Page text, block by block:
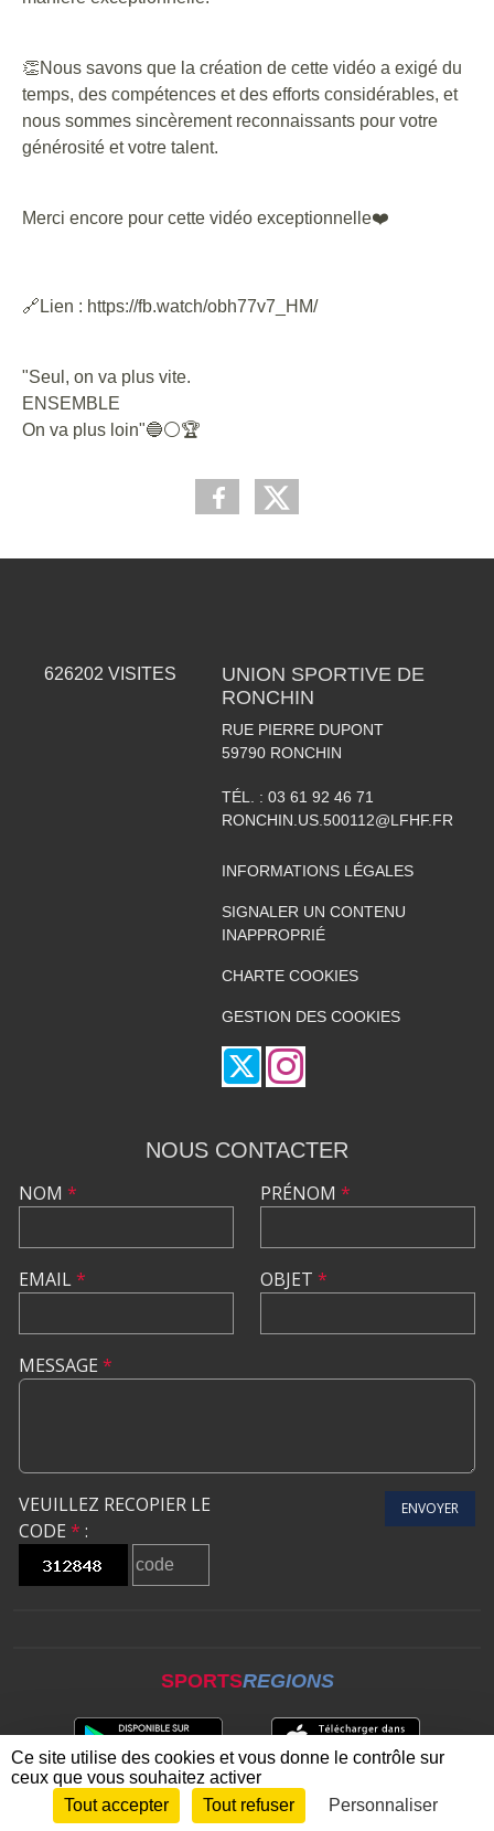
👏Nous savons que la création de cette vidéo a exigé du
temps, des compétences et des efforts considérables, et
nous sommes sincèrement reconnaissants pour votre
générosité et votre talent.
Merci encore pour cette vidéo exceptionnelle❤️
🔗Lien : https://fb.watch/obh77v7_HM/
"Seul, on va plus vite.
ENSEMBLE
On va plus loin"🔵⚪️🏆
626202 VISITES
UNION SPORTIVE DE
RONCHIN
RUE PIERRE DUPONT
59790 RONCHIN
TÉL. : 03 61 92 46 71
RONCHIN.US.500112@LFHF.FR
INFORMATIONS LÉGALES
SIGNALER UN CONTENU
INAPPROPRIÉ
CHARTE COOKIES
GESTION DES COOKIES
NOUS CONTACTER
NOM *
EMAIL*
PRÉNOM *
OBJET *
MESSAGE *
VEUILLEZ RECOPIER LE
CODE * :
ENVOYER
SPORTSREGIONS
Envie de participer ? CONNEXION
Ce site utilise des cookies et vous donne le contrôle sur
ceux que vous souhaitez activer
Tout accepter
Tout refuser Personnaliser